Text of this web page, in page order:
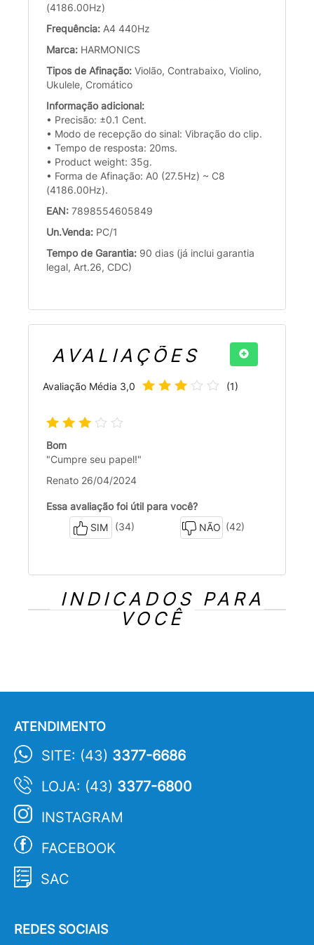
(4186.00Hz)
Frequência: A4 440Hz
Marca: HARMONICS
Tipos de Afinação: Violão, Contrabaixo, Violino,
Ukulele, Cromático
Informação adicional:
• Precisão: ±0.1 Cent.
• Modo de recepção do sinal: Vibração do clip.
• Tempo de resposta: 20ms.
• Product weight: 35g.
• Forma de Afinação: A0 (27.5Hz) ~ C8
(4186.00Hz).
EAN: 7898554605849
Un.Venda: PC/1
Tempo de Garantia: 90 dias (já inclui garantia
legal, Art.26, CDC)
AVALIAÇÕES
Avaliação Média 3,0 (1)
Bom
"Cumpre seu papel!"
Renato 26/04/2024
Essa avaliação foi útil para você?
SIM
(34) NÃO (42)
INDICADOS PARA
VOCÊ
ATENDIMENTO
SITE: (43) 3377-6686
LOJA: (43) 3377-6800
INSTAGRAM
FACEBOOK
SAC
REDES SOCIAIS